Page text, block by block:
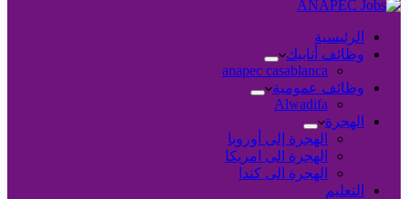
الرئيسية
وظائف أنابيك
anapec casablanca
وظائف عمومية
Alwadifa
الهجرة
الهجرة إلى أوروبا
الهجرة الى امريكا
الهجرة الى كندا
التعليم